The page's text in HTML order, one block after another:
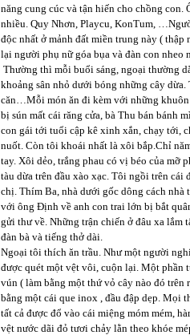
năng cung cúc và tận hiến cho chồng
nhiều. Quy Nhơn, Playcu, KonTum,
độc nhất ở mảnh đất miền trung này (
lại người phụ nữ góa bụa và đàn con nheo
Thường thì mỗi buổi sáng, ngoại thường
khoảng sân nhỏ dưới bóng những cây
căn…Mỗi món ăn đi kèm với những
bị sún mất cái răng cửa, bà Thu bán bánh
con gái tới tuổi cập kê xinh xắn, chạy tới,
nuốt. Còn tôi khoái nhất là xôi bắp.Chỉ
tay. Xôi dẻo, trắng phau có vị béo của mỡ
tàu dừa trên đầu xào xạc. Tôi ngồi trên cái
chị. Thím Ba, nhà dưới gốc dông cách
với ông Định về anh con trai lớn bị bắt
gửi thư về. Những trận chiến ở đâu xa
đàn bà và tiếng thở dài.
Ngoại tôi thích ăn trầu. Như một người
được quét một vệt vôi, cuộn lại. Một phần
vún ( làm bằng một thứ vỏ cây nào đó
bằng một cái que inox , đầu đập dẹp. Mọi
tất cả được đổ vào cái miệng móm mém,
vệt nước dãi đỏ tươi chảy lằn theo khóe